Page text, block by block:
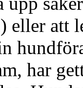
eller att
har